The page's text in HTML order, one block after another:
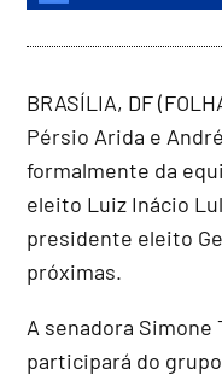
BRASÍLIA, DF
Pérsio Arida e
formalmente da
eleito Luiz Inácio
presidente eleito
próximas.
A senadora Simone
participará do